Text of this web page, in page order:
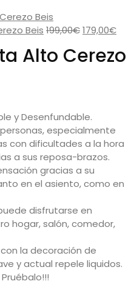
original
era:
es:
Beis 199,00€El
original
179,00€El
Alto Cerezo
y Desenfundable.
especialmente
con dificultades a la hora
a sus reposa-brazos.
gracias a su
en el asiento, como en
disfrutarse en
hogar, salón, comedor,
la decoración de
y actual repele liquidos.